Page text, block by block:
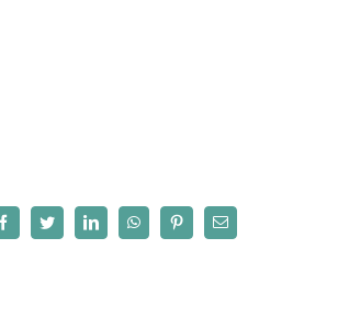
FacebookTwitterLinkedInWhatsAppPinterestCorreo
electrónico